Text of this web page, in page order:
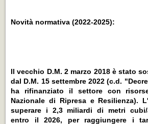
Novità normativa (2022-2025):
Il vecchio D.M. 2 marzo 2018 è stato
dal D.M. 15 settembre 2022 (c.d.
ha rifinanziato il settore con
Nazionale di Ripresa e Resilienza).
superare i 2,3 miliardi di metri
entro il 2026, per raggiungere i